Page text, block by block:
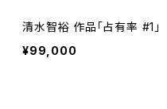
清水智裕 作品「占有率 #1」
¥99,000